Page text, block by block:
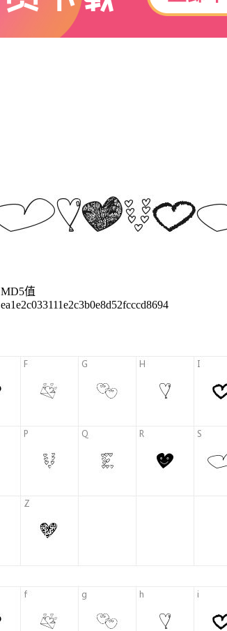
MD5值
ea1e2c033111e2c3b0e8d52fcccd8694